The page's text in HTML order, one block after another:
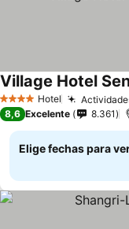
4 EstrellasHotel
Village Hotel
8,6 Excelente 8.361
Elige fechas para